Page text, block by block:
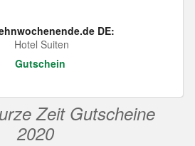
DE:
Hotel Suiten
Gutschein
Zeit Gutscheine
2020